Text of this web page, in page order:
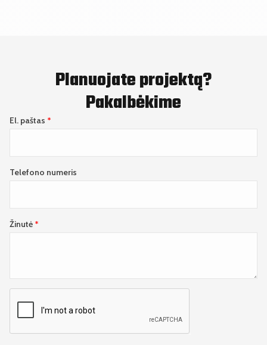
Planuojate projektą?
Pakalbėkime
El. paštas
Telefono numeris
Žinutė